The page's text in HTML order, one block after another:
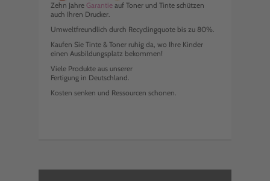
Zehn Jahre Garantie auf Toner und Tinte schützen
auch Ihren Drucker.
Umweltfreundlich durch Recyclingquote bis zu 80%.
Kaufen Sie Tinte & Toner ruhig da, wo Ihre Kinder
einen Ausbildungsplatz bekommen!
Viele Produkte aus unserer
Fertigung in Deutschland.
Kosten senken und Ressourcen schonen.